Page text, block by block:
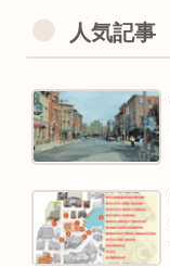
人気記事